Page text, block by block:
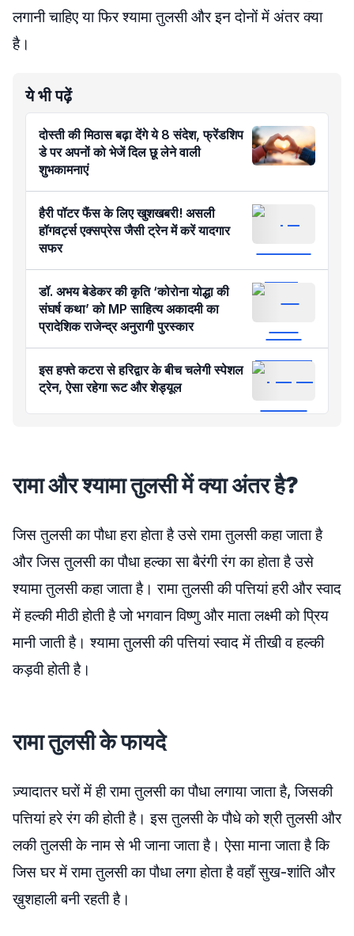
लगानी चाहिए या फिर श्यामा तुलसी और इन दोनों में अंतर क्या
है।
ये भी पढ़ें
दोस्ती की मिठास बढ़ा देंगे ये 8 संदेश, फ्रेंडशिप
डे पर अपनों को भेजें दिल छू लेने वाली
शुभकामनाएं
हैरी पॉटर फैंस के लिए खुशखबरी! असली
हॉगवर्ट्स एक्सप्रेस जैसी ट्रेन में करें यादगार
सफर
डॉ. अभय बेडेकर की कृति ‘कोरोना योद्धा की
संघर्ष कथा’ को MP साहित्य अकादमी का
प्रादेशिक राजेन्द्र अनुरागी पुरस्कार
इस हफ्ते कटरा से हरिद्वार के बीच चलेगी स्पेशल
ट्रेन, ऐसा रहेगा रूट और शेड्यूल
रामा और श्यामा तुलसी में क्या अंतर है?
जिस तुलसी का पौधा हरा होता है उसे रामा तुलसी कहा जाता है
और जिस तुलसी का पौधा हल्का सा बैरंगी रंग का होता है उसे
श्यामा तुलसी कहा जाता है। रामा तुलसी की पत्तियां हरी और स्वाद
में हल्की मीठी होती है जो भगवान विष्णु और माता लक्ष्मी को प्रिय
मानी जाती है। श्यामा तुलसी की पत्तियां स्वाद में तीखी व हल्की
कड़वी होती है।
रामा तुलसी के फायदे
ज़्यादातर घरों में ही रामा तुलसी का पौधा लगाया जाता है, जिसकी
पत्तियां हरे रंग की होती है। इस तुलसी के पौधे को श्री तुलसी और
लकी तुलसी के नाम से भी जाना जाता है। ऐसा माना जाता है कि
जिस घर में रामा तुलसी का पौधा लगा होता है वहाँ सुख-शांति और
ख़ुशहाली बनी रहती है।